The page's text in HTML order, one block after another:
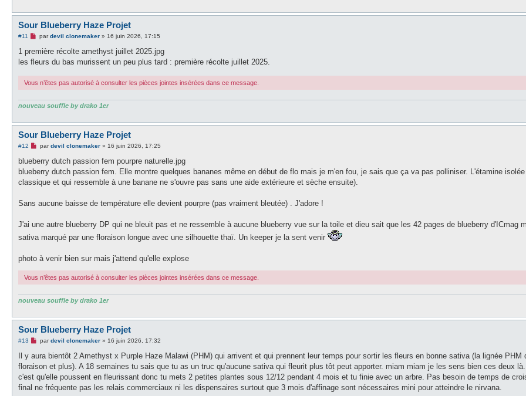
Sour Blueberry Haze Projet
#11
M
s
a
n
n
l
pardevil clonemaker» 16 juin 2026, 17:15
1 première récolte amethyst juillet 2025.jpg
les fleurs du bas murissent un peu plus tard : première récolte juillet 2025.
Vous n’êtes pas autorisé à consulter les pièces jointes insérées dans ce message.
nouveau souffle by drako 1er
Sour Blueberry Haze Projet
#12
M
s
a
g
o
u
pardevil clonemaker» 16 juin 2026, 17:25
blueberry dutch passion fem pourpre naturelle.jpg
blueberry dutch passion fem. Elle montre quelques bananes même en début de flo mais je m'en fou, je sais que ça va pas polliniser. L'étamine
classique et qui ressemble à une banane ne s'ouvre pas sans une aide extérieure et sèche ensuite).
Sans aucune baisse de température elle devient pourpre (pas vraiment bleutée) . J'adore !
J'ai une autre blueberry DP qui ne bleuit pas et ne ressemble à aucune blueberry vue sur la toile et dieu sait que les 42 pages de blueberry d'ICmag
sativa marqué par une floraison longue avec une silhouette thaï. Un keeper je la sent venir
photo à venir bien sur mais j'attend qu'elle explose
Vous n’êtes pas autorisé à consulter les pièces jointes insérées dans ce message.
nouveau souffle by drako 1er
Sour Blueberry Haze Projet
#13
M
s
a
g
e
n
pardevil clonemaker» 16 juin 2026, 17:32
Il y aura bientôt 2 Amethyst x Purple Haze Malawi (PHM) qui arrivent et qui prennent leur temps pour sortir les fleurs en bonne sativa (la lignée
floraison et plus). A 18 semaines tu sais que tu as un truc qu'aucune sativa qui fleurit plus tôt peut apporter. miam miam je les sens bien ces deux
c'est qu'elle poussent en fleurissant donc tu mets 2 petites plantes sous 12/12 pendant 4 mois et tu finie avec un arbre. Pas besoin de temps de
final ne fréquente pas les relais commerciaux ni les dispensaires surtout que 3 mois d'affinage sont nécessaires mini pour atteindre le nirvana.